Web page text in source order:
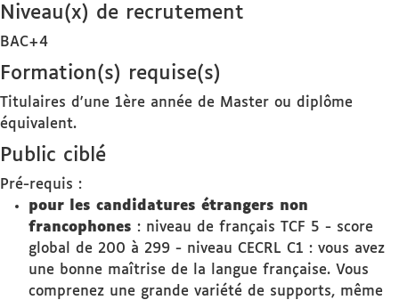
Niveau(x) de recrutement
BAC+4
Formation(s) requise(s)
Titulaires d'une 1ère année de Master ou diplôme
équivalent.
Public ciblé
Pré-requis :
pour les candidatures étrangers non
francophones : niveau de français TCF 5 - score
global de 200 à 299 - niveau CECRL C1 : vous avez
une bonne maîtrise de la langue française. Vous
comprenez une grande variété de supports, même